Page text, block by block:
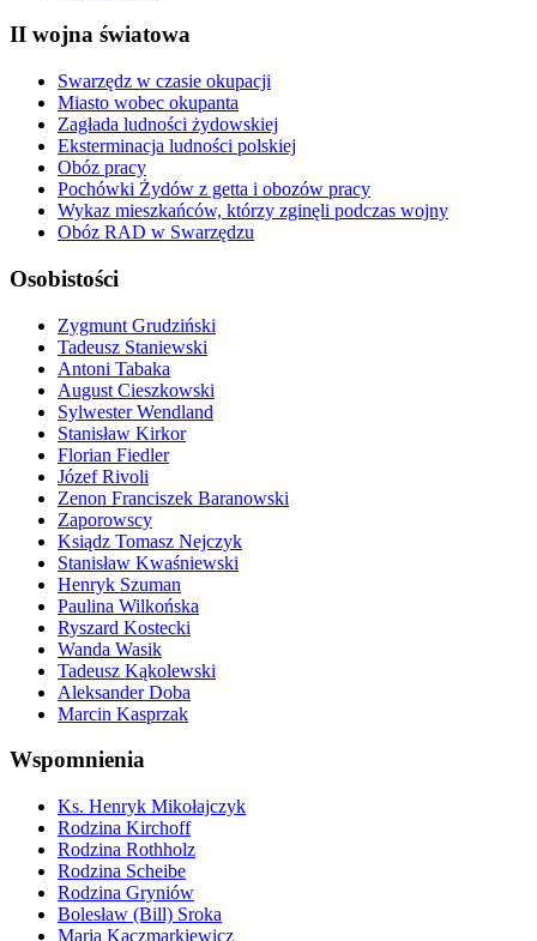
II wojna światowa
Swarzędz w czasie okupacji
Miasto wobec okupanta
Zagłada ludności żydowskiej
Eksterminacja ludności polskiej
Obóz pracy
Pochówki Żydów z getta i obozów pracy
Wykaz mieszkańców, którzy zginęli podczas wojny
Obóz RAD w Swarzędzu
Osobistości
Zygmunt Grudziński
Tadeusz Staniewski
Antoni Tabaka
August Cieszkowski
Sylwester Wendland
Stanisław Kirkor
Florian Fiedler
Józef Rivoli
Zenon Franciszek Baranowski
Zaporowscy
Ksiądz Tomasz Nejczyk
Stanisław Kwaśniewski
Henryk Szuman
Paulina Wilkońska
Ryszard Kostecki
Wanda Wasik
Tadeusz Kąkolewski
Aleksander Doba
Marcin Kasprzak
Wspomnienia
Ks. Henryk Mikołajczyk
Rodzina Kirchoff
Rodzina Rothholz
Rodzina Scheibe
Rodzina Gryniów
Bolesław (Bill) Sroka
Maria Kaczmarkiewicz